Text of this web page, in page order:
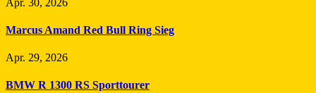
Marcus Amand Red Bull Ring Sieg
Apr. 29, 2026
BMW R 1300 RS Sporttourer